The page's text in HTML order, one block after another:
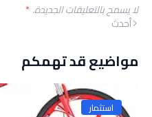
لا يسمح بالتعليقات الجديدة.*
أحدث
مواضيع قد تهمكم
استثمار